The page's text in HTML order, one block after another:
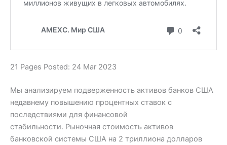
21 Pages Posted: 24 Mar 2023
Мы анализируем подверженность активов банков США
недавнему повышению процентных ставок с
последствиями для финансовой
стабильности. Рыночная стоимость активов
банковской системы США на 2 триллиона долларов